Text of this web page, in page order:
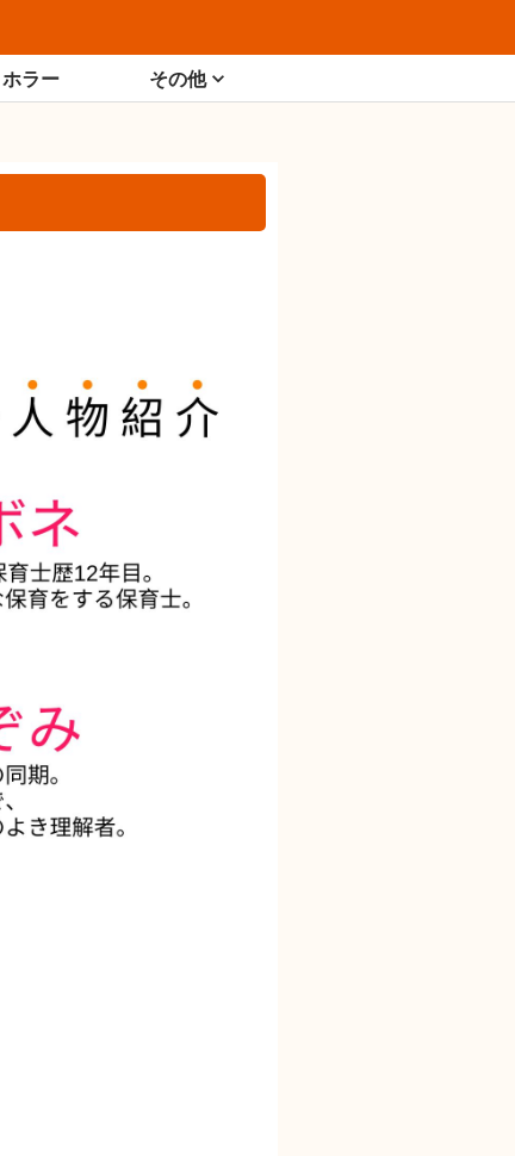
ホラー その他